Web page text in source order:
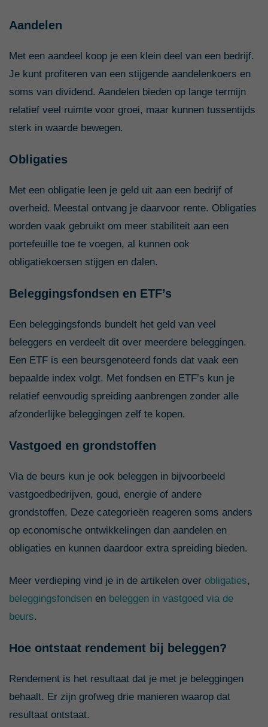
Aandelen
Met een aandeel koop je een klein deel van een bedrijf.
Je kunt profiteren van een stijgende aandelenkoers en
soms van dividend. Aandelen bieden op lange termijn
relatief veel ruimte voor groei, maar kunnen tussentijds
sterk in waarde bewegen.
Obligaties
Met een obligatie leen je geld uit aan een bedrijf of
overheid. Meestal ontvang je daarvoor rente. Obligaties
worden vaak gebruikt om meer stabiliteit aan een
portefeuille toe te voegen, al kunnen ook
obligatiekoersen stijgen en dalen.
Beleggingsfondsen en ETF’s
Een beleggingsfonds bundelt het geld van veel
beleggers en verdeelt dit over meerdere beleggingen.
Een ETF is een beursgenoteerd fonds dat vaak een
bepaalde index volgt. Met fondsen en ETF’s kun je
relatief eenvoudig spreiding aanbrengen zonder alle
afzonderlijke beleggingen zelf te kopen.
Vastgoed en grondstoffen
Via de beurs kun je ook beleggen in bijvoorbeeld
vastgoedbedrijven, goud, energie of andere
grondstoffen. Deze categorieën reageren soms anders
op economische ontwikkelingen dan aandelen en
obligaties en kunnen daardoor extra spreiding bieden.
Meer verdieping vind je in de artikelen over obligaties,
beleggingsfondsen en beleggen in vastgoed via de
beurs.
Hoe ontstaat rendement bij beleggen?
Rendement is het resultaat dat je met je beleggingen
behaalt. Er zijn grofweg drie manieren waarop dat
resultaat ontstaat.